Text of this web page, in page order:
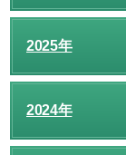
2025年
2024年